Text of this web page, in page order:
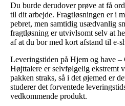
Du burde derudover prøve at få
til dit arbejde. Fragtløsningen er i
pebret, men samtidig usædvanlig
fragtløsning er utvivlsomt selv at
af at du bor med kort afstand til e-
Leveringstiden på Hjem og have –
Højttalere er selvfølgelig ekstremt
pakken straks, så i det øjemed er
studerer det forventede
vedkommende produkt.